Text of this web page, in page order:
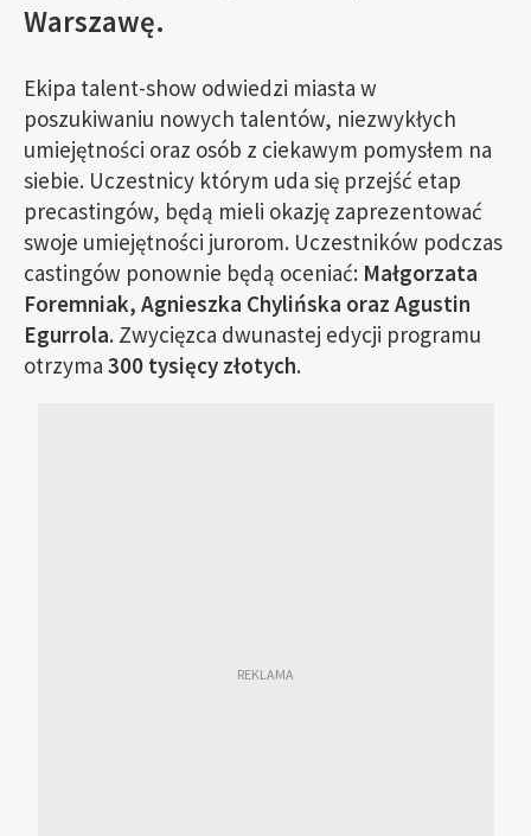
Warszawę.
Ekipa talent-show odwiedzi miasta w
poszukiwaniu nowych talentów, niezwykłych
umiejętności oraz osób z ciekawym pomysłem na
siebie. Uczestnicy którym uda się przejść etap
precastingów, będą mieli okazję zaprezentować
swoje umiejętności jurorom. Uczestników podczas
castingów ponownie będą oceniać: Małgorzata
Foremniak, Agnieszka Chylińska oraz Agustin
Egurrola. Zwycięzca dwunastej edycji programu
otrzyma 300 tysięcy złotych.